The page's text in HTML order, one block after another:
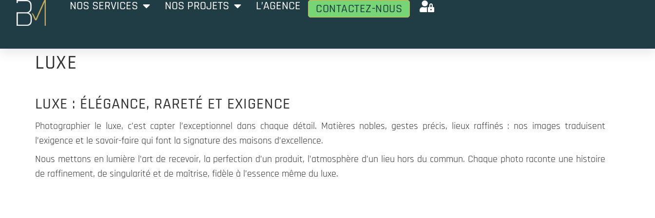
NOS SERVICES NOS PROJETS L’AGENCE CONTACTEZ-NOUS
LUXE
LUXE : ÉLÉGANCE, RARETÉ ET EXIGENCE
Photographier le luxe, c’est capter l’exceptionnel dans chaque détail. Matières nobles, gestes précis, lieux raffinés : nos images traduisent
l’exigence et le savoir-faire qui font la signature des maisons d’excellence.
Nous mettons en lumière l’art de recevoir, la perfection d’un produit, l’atmosphère d’un lieu hors du commun. Chaque photo raconte une histoire
de raffinement, de singularité et de maîtrise, fidèle à l’essence même du luxe.